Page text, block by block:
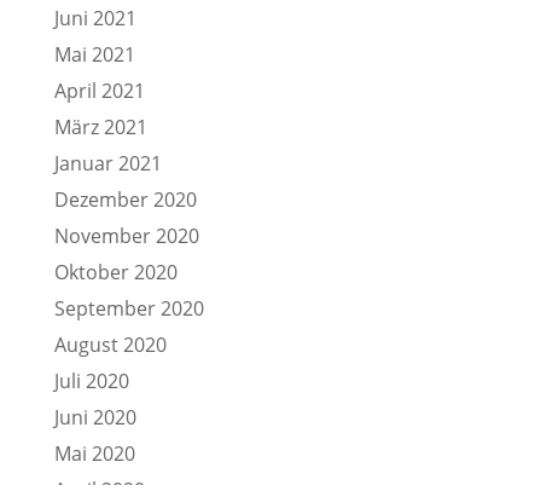
Juni 2021
Mai 2021
April 2021
März 2021
Januar 2021
Dezember 2020
November 2020
Oktober 2020
September 2020
August 2020
Juli 2020
Juni 2020
Mai 2020